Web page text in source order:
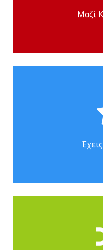
Μαζί
Ενισχύουμε